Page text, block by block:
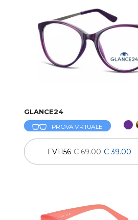
GLANCE24
PROVA VIRTUALE
FV1156€ 69.00 € 39.00 -